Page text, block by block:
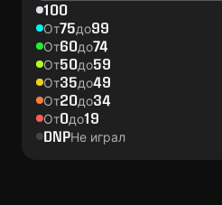
100
От75до99
От60до74
От50до59
От35до49
От20до34
От0до19
DNPНе играл